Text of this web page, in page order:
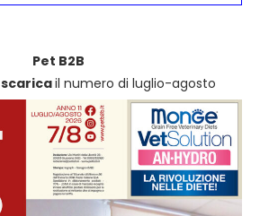
Pet B2B
scaricail numero di luglio-agosto